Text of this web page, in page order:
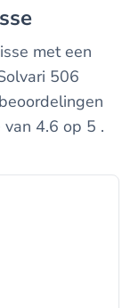
met een
506
4.6 op 5 .